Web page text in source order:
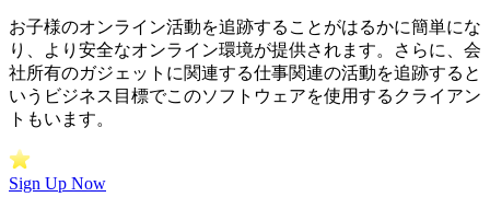
お子様のオンライン活動を追跡することがはるかに簡単にな
り、より安全なオンライン環境が提供されます。さらに、会
社所有のガジェットに関連する仕事関連の活動を追跡すると
いうビジネス目標でこのソフトウェアを使用するクライアン
トもいます。
Sign Up Now